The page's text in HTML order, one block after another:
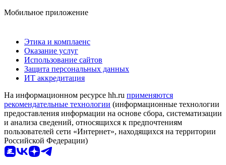
Мобильное приложение
Этика и комплаенс
Оказание услуг
Использование сайтов
Защита персональных данных
ИТ аккредитация
На информационном ресурсе hh.ru применяются
рекомендательные технологии (информационные технологии
предоставления информации на основе сбора, систематизации
и анализа сведений, относящихся к предпочтениям
пользователей сети «Интернет», находящихся на территории
Российской Федерации)